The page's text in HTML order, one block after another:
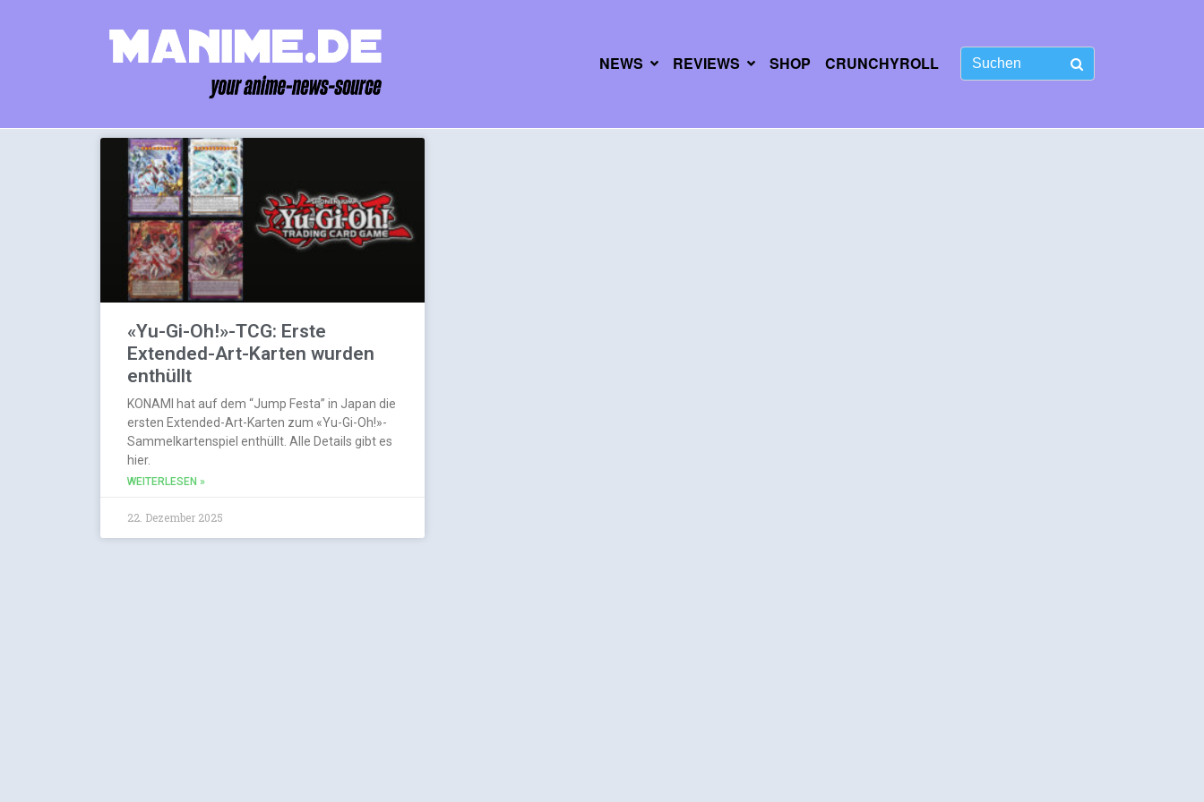
NEWS REVIEWS SHOP CRUNCHYROLL
«Yu-Gi-Oh!»-TCG: Erste
Extended-Art-Karten wurden
enthüllt
KONAMI hat auf dem “Jump Festa” in Japan die
ersten Extended-Art-Karten zum «Yu-Gi-Oh!»-
Sammelkartenspiel enthüllt. Alle Details gibt es
hier.
WEITERLESEN »
22. Dezember 2025